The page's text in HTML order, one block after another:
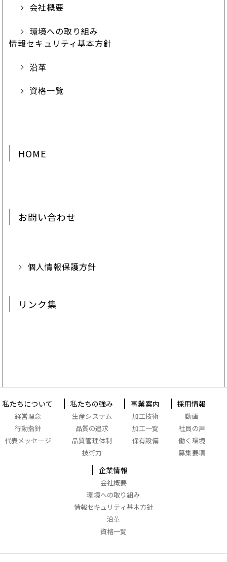
会社概要
環境への取り組み
情報セキュリティ基本方針
沿革
資格一覧
HOME
お問い合わせ
個人情報保護方針
リンク集
私たちについて
経営理念
行動指針
代表メッセージ
私たちの強み
生産システム
品質の追求
品質管理体制
技術力
事業案内
加工技術
加工一覧
保有設備
採用情報
動画
社員の声
働く環境
募集要項
企業情報
会社概要
環境への取り組み
情報セキュリティ基本方針
沿革
資格一覧